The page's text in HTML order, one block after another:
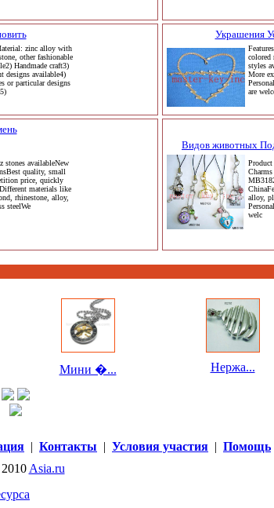
zinc alloy with
other fashionable
Handmade craft3)
designs available4)
or particular designs
Украшения
colored
styles
More
are
stones availableNew
quality, small
price, quickly
materials like
rhinestone, alloy,
steelWe
Видов животных
alloy,
welc
Мини �... Нержа...
| Контакты | Условия участия | Помощь
Asia.ru